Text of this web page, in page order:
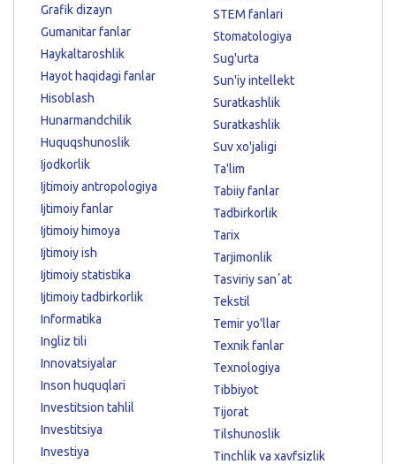
Grafik dizayn
Gumanitar fanlar
Haykaltaroshlik
Hayot haqidagi fanlar
Hisoblash
Hunarmandchilik
Huquqshunoslik
Ijodkorlik
Ijtimoiy antropologiya
Ijtimoiy fanlar
Ijtimoiy himoya
Ijtimoiy ish
Ijtimoiy statistika
Ijtimoiy tadbirkorlik
Informatika
Ingliz tili
Innovatsiyalar
Inson huquqlari
Investitsion tahlil
Investitsiya
Investiya
STEM fanlari
Stomatologiya
Sug'urta
Sun'iy intellekt
Suratkashlik
Suratkashlik
Suv xo'jaligi
Ta'lim
Tabiiy fanlar
Tadbirkorlik
Tarix
Tarjimonlik
Tasviriy sanʼat
Tekstil
Temir yo'llar
Texnik fanlar
Texnologiya
Tibbiyot
Tijorat
Tilshunoslik
Tinchlik va xavfsizlik